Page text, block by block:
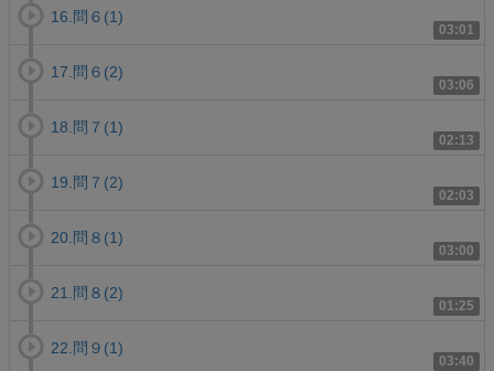
03:01
16.問６(1)
03:06
17.問６(2)
02:13
18.問７(1)
02:03
19.問７(2)
03:00
20.問８(1)
01:25
21.問８(2)
03:40
22.問９(1)